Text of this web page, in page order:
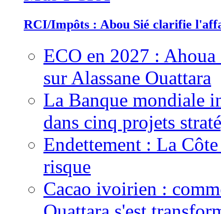
RCI/Impôts : Abou Sié clarifie
ECO en 2027 :
sur Alassane Ouattara
La Banque mondiale
dans cinq projets
Endettement : La
risque
Cacao ivoirien :